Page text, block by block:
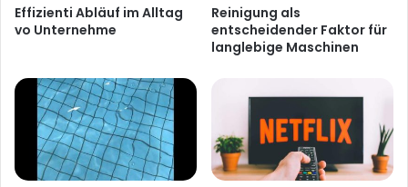
Effizienti Abläuf im Alltag
vo Unternehme
Reinigung als
entscheidender Faktor für
langlebige Maschinen